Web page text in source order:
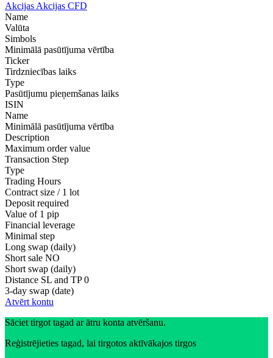
Akcijas Akcijas CFD
Name
Valūta
Simbols
Minimālā pasūtījuma vērtība
Ticker
Tirdzniecības laiks
Type
Pasūtījumu pieņemšanas laiks
ISIN
Name
Minimālā pasūtījuma vērtība
Description
Maximum order value
Transaction Step
Type
Trading Hours
Contract size / 1 lot
Deposit required
Value of 1 pip
Financial leverage
Minimal step
Long swap (daily)
Short sale NO
Short swap (daily)
Distance SL and TP 0
3-day swap (date)
Atvērt kontu
Sāciet tirgot tagad ar ātru konta atvēršanu.
Reģistrējieties tagad, lai tirgotos aktīvākajos tirgos